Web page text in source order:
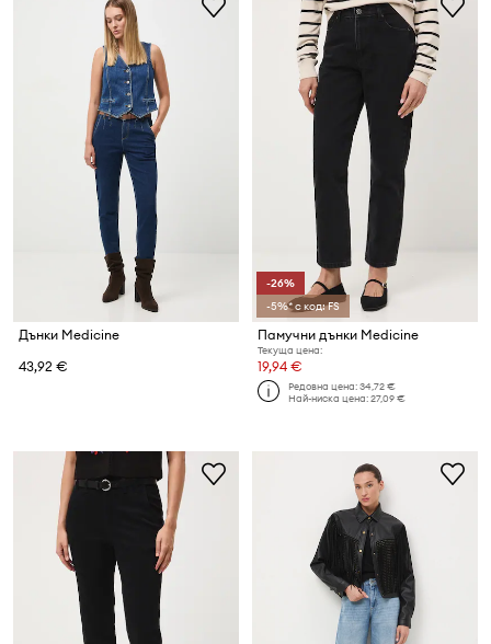
Дънки Medicine
43,92 €
-26%
-5%* с код: FS
Памучни дънки Medicine
Текуща цена:
19,94 €
Редовна цена:34,72 €
Най-ниска цена:27,09 €